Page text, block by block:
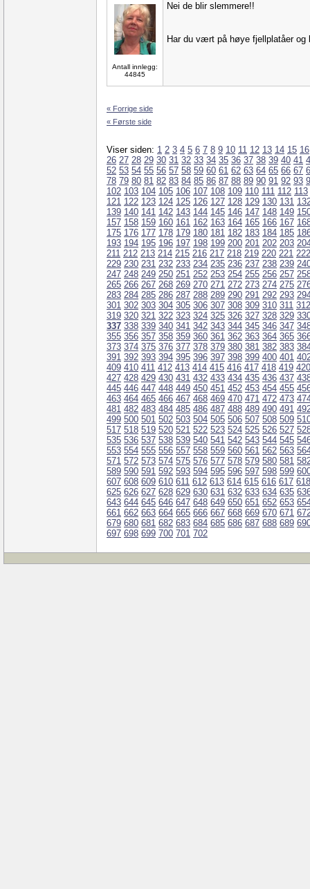
Antall innlegg:
44845
Nei de blir slemmere!!
Har du vært på høye fjellplatåer og
« Forrige side
« Første side
Viser siden: 1 2 3 4 5 6 7 8 9 10 11 12 13 14 15 16
26 27 28 29 30 31 32 33 34 35 36 37 38 39 40 41
52 53 54 55 56 57 58 59 60 61 62 63 64 65 66 67
78 79 80 81 82 83 84 85 86 87 88 89 90 91 92 93
102 103 104 105 106 107 108 109 110 111 112 113
121 122 123 124 125 126 127 128 129 130 131
139 140 141 142 143 144 145 146 147 148 149
157 158 159 160 161 162 163 164 165 166 167
175 176 177 178 179 180 181 182 183 184 185
193 194 195 196 197 198 199 200 201 202 203
211 212 213 214 215 216 217 218 219 220 221 222
229 230 231 232 233 234 235 236 237 238 239
247 248 249 250 251 252 253 254 255 256 257
265 266 267 268 269 270 271 272 273 274 275
283 284 285 286 287 288 289 290 291 292 293
301 302 303 304 305 306 307 308 309 310 311 312
319 320 321 322 323 324 325 326 327 328 329
337 338 339 340 341 342 343 344 345 346 347
355 356 357 358 359 360 361 362 363 364 365
373 374 375 376 377 378 379 380 381 382 383
391 392 393 394 395 396 397 398 399 400 401
409 410 411 412 413 414 415 416 417 418 419 420
427 428 429 430 431 432 433 434 435 436 437
445 446 447 448 449 450 451 452 453 454 455
463 464 465 466 467 468 469 470 471 472 473
481 482 483 484 485 486 487 488 489 490 491
499 500 501 502 503 504 505 506 507 508 509
517 518 519 520 521 522 523 524 525 526 527
535 536 537 538 539 540 541 542 543 544 545
553 554 555 556 557 558 559 560 561 562 563
571 572 573 574 575 576 577 578 579 580 581
589 590 591 592 593 594 595 596 597 598 599
607 608 609 610 611 612 613 614 615 616 617 618
625 626 627 628 629 630 631 632 633 634 635
643 644 645 646 647 648 649 650 651 652 653
661 662 663 664 665 666 667 668 669 670 671
679 680 681 682 683 684 685 686 687 688 689
697 698 699 700 701 702